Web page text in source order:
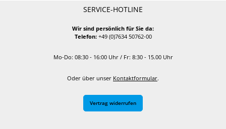
SERVICE-HOTLINE
Wir sind persönlich für Sie da:
Telefon:+49 (0)7634 50762-00
Mo-Do: 08:30 - 16:00 Uhr / Fr: 8:30 - 15.00 Uhr
Oder über unser Kontaktformular.
Vertrag widerrufen